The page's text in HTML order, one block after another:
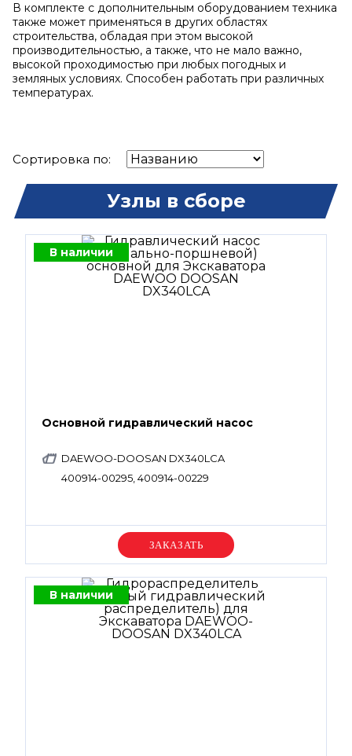
В комплекте с дополнительным оборудованием техника
также может применяться в других областях
строительства, обладая при этом высокой
производительностью, а также, что не мало важно,
высокой проходимостью при любых погодных и
земляных условиях. Способен работать при различных
температурах.
Сортировка по:
Узлы в сборе
В наличии
Основной гидравлический насос
DAEWOO-DOOSAN DX340LCA
400914-00295, 400914-00229
Уточняйте цену
В наличии